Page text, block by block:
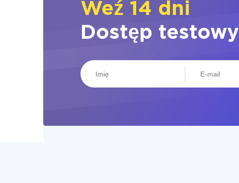
Weź 14 dni
Dostęp testowy